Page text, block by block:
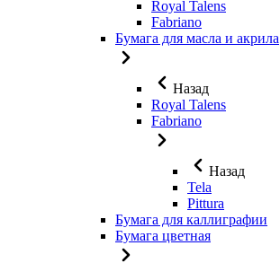
Royal Talens
Fabriano
Бумага для масла и акрила
Назад
Royal Talens
Fabriano
Назад
Tela
Pittura
Бумага для каллиграфии
Бумага цветная